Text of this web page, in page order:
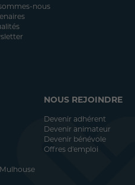
nous
NOUS REJOINDRE
Devenir adhérent
Devenir animateur
Devenir bénévole
Offres d'emploi